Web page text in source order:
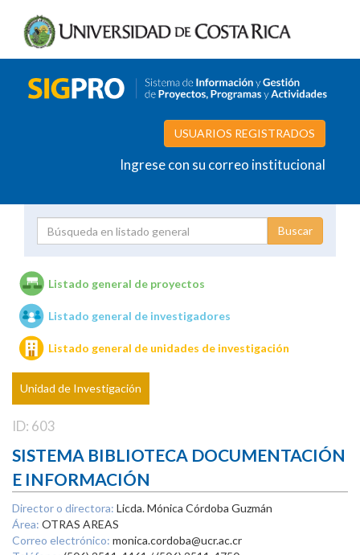
USUARIOS REGISTRADOS
Ingrese con su correo institucional
Unidades de investigación
Listado general de proyectos
Listado general de investigadores
Listado general de unidades de investigación
Unidad de Investigación
ID: 603
SISTEMA BIBLIOTECA DOCUMENTACIÓN
E INFORMACIÓN
Director o directora: Licda. Mónica Córdoba Guzmán
Área: OTRAS AREAS
Correo electrónico: monica.cordoba@ucr.ac.cr